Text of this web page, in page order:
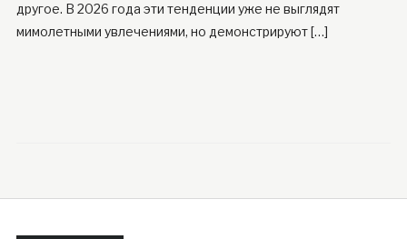
другое. В 2026 года эти тенденции уже не выглядят
мимолетными увлечениями, но демонстрируют […]